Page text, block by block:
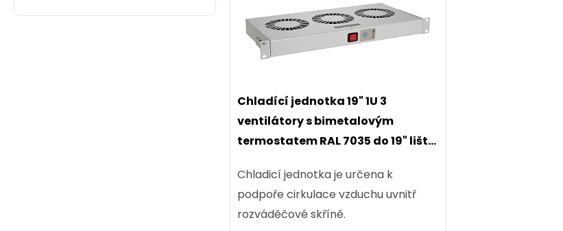
Chladící jednotka 19" 1U 3
ventilátory s bimetalovým
termostatem RAL 7035 do 19" lišt
Chladicí jednotka je určena k
podpoře cirkulace vzduchu uvnitř
rozváděčové skříně.